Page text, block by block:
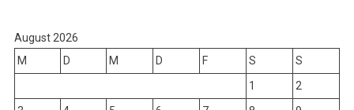
August 2026
M
D M D F S
S
1
2